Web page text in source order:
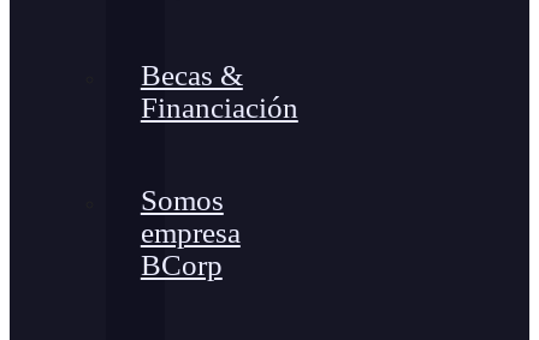
Becas &
Financiación
Somos
empresa
BCorp